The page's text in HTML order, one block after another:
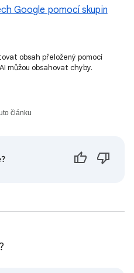
Google pomocí skupin
obsah přeložený pomocí
můžou obsahovat chyby.
článku